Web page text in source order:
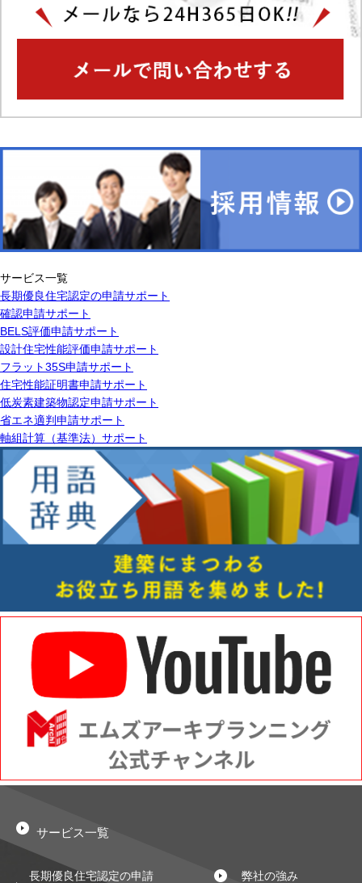
サービス一覧
長期優良住宅認定の申請サポート
確認申請サポート
BELS評価申請サポート
設計住宅性能評価申請サポート
フラット35S申請サポート
住宅性能証明書申請サポート
低炭素建築物認定申請サポート
省エネ適判申請サポート
軸組計算（基準法）サポート
サービス一覧
長期優良住宅認定の申請
弊社の強み